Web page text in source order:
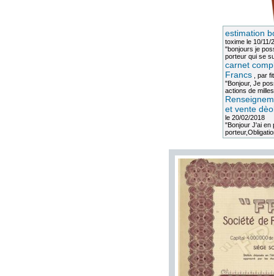
estimation
toximele 10/11/
"bonjours je
porteur qui se
carnet
Francs, par
"Bonjour, Je
actions de
et vente
le 20/02/2018
"Bonjour J'ai en